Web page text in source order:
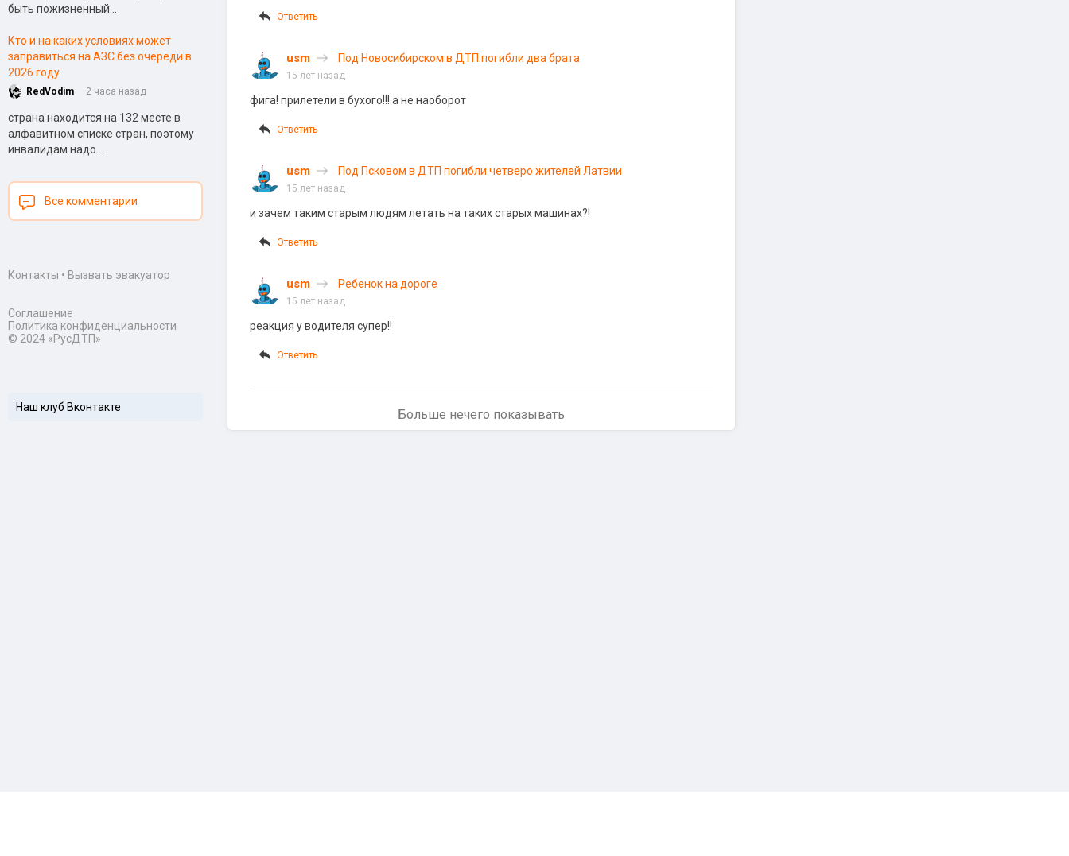
быть пожизненный...
Кто и на каких условиях может
заправиться на АЗС без очереди в
2026 году
RedVodim 2 часа назад
страна находится на 132 месте в
алфавитном списке стран, поэтому
инвалидам надо...
Все комментарии
Контакты • Вызвать эвакуатор
Соглашение
Политика конфиденциальности
© 2024 «РусДТП»
Наш клуб Вконтакте
Ответить
usm Под Новосибирском в ДТП погибли два брата
15 лет назад
фига! прилетели в бухого!!! а не наоборот
Ответить
usm Под Псковом в ДТП погибли четверо жителей Латвии
15 лет назад
и зачем таким старым людям летать на таких старых машинах?!
Ответить
usm Ребенок на дороге
15 лет назад
реакция у водителя супер!!
Ответить
Больше нечего показывать